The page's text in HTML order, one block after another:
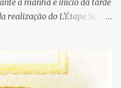
a manhã e início da tarde
realização do L'Étape Serra
país e terá percursos
Amparo, Monte Alegre